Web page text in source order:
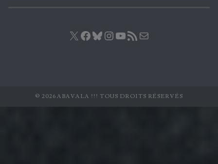
X Facebook
Bluesky
Instagram
YouTube
Flux RSS
© 2026 ABAVALA !!! TOUS DROITS RÉSERVÉS